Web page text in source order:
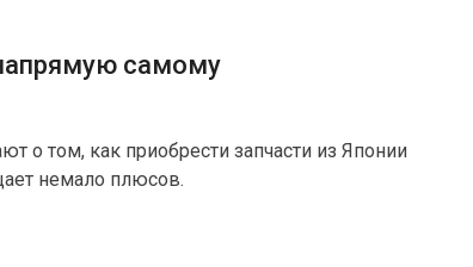
самому
о том, как приобрести запчасти из Японии
немало плюсов.